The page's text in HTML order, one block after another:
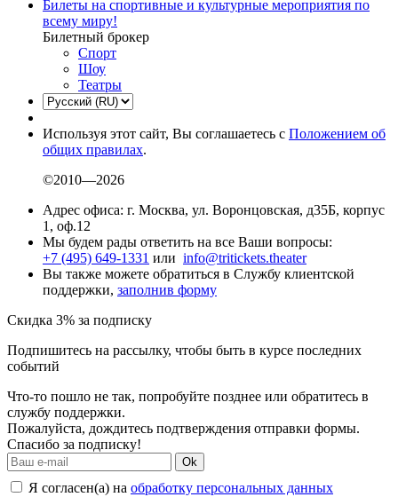
Билеты на спортивные и культурные мероприятия по
всему миру!
Билетный брокер
Спорт
Шоу
Театры
Используя этот сайт, Вы соглашаетесь с Положением об
общих правилах.
©2010—2026
Адрес офиса: г. Москва, ул. Воронцовская, д35Б, корпус
1, оф.12
Мы будем рады ответить на все Ваши вопросы:
+7 (495) 649-1331 или info@tritickets.theater
Вы также можете обратиться в Службу клиентской
поддержки, заполнив форму
Скидка 3% за подписку
Подпишитесь на рассылку, чтобы быть в курсе последних
событий
Что-то пошло не так, попробуйте позднее или обратитесь в
службу поддержки.
Пожалуйста, дождитесь подтверждения отправки формы.
Спасибо за подписку!
Ok
Я согласен(а) на обработку персональных данных